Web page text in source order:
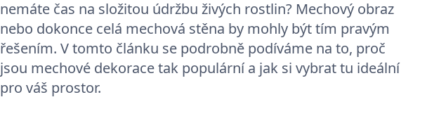
nemáte čas na složitou údržbu živých rostlin? Mechový obraz
nebo dokonce celá mechová stěna by mohly být tím pravým
řešením. V tomto článku se podrobně podíváme na to, proč
jsou mechové dekorace tak populární a jak si vybrat tu ideální
pro váš prostor.